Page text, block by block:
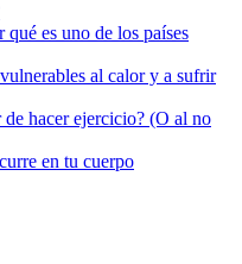
es uno de los países
al calor y a sufrir
de hacer ejercicio? (O al no
en tu cuerpo